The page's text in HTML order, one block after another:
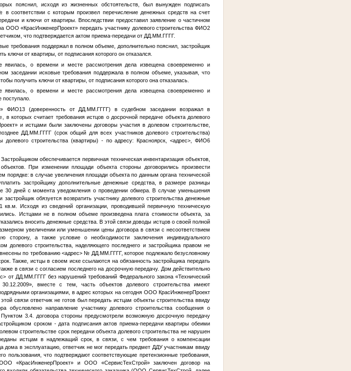
пояснил, исходя из жизненных обстоятельств, был вынужден подписать
в соответствии с которым произвел перечисление денежных средств на счет
и ключи от квартиры. Впоследствии предоставил заявление о частичном
ООО «КрасИнженерПроект» передать участнику долевого строительстваФИО2
что подтверждается актом приема-передачи от ДД.ММ.ГГГГ.
требования поддержал в полном объеме, дополнительно пояснил, застройщик
ключи от квартиры, от подписания которого он отказался.
явилась, о времени и месте рассмотрения дела извещена своевременно и
заседании исковые требования поддержала в полном объеме, указывая, что
получить ключи от квартиры, от подписания которого она отказалась.
явилась, о времени и месте рассмотрения дела извещена своевременно и
поступало.
ФИО13(доверенность от ДД.ММ.ГГГГ) в судебном заседании возражал в
, в которых считает требования истцов о досрочной передаче объекта долевого
и истцами были заключены договоры участия в долевом строительстве,
ДД.ММ.ГГГГ (срок общий для всех участников долевого строительства)
долевого строительства (квартиры) - по адресу: Красноярск,<адрес> ,ФИО6
обеспечивается первичная техническая инвентаризация объектов,
При изменении площади объекта стороны договорились произвести
порядке: в случае увеличения площади объекта по данным органа технической
застройщику дополнительные денежные средства, в размере разницы
30 дней с момента уведомления о проведении обмера. В случае уменьшения
обязуется возвратить участнику долевого строительства денежные
Исходя из сведений организации, проводившей первичную техническую
Истцами не в полном объеме произведена плата стоимости объекта, за
вносить денежные средства. В этой связи доводы истцов о своей полной
увеличении или уменьшении цены договора в связи с несоответствием
а также условие о необходимости заключения индивидуального
долевого строительства, наделяющего последнего и застройщика правом не
по требованию<адрес> № ДД.ММ.ГГГГ, которое подлежало безусловному
Также, истцы в своем иске ссылаются на обязанность застройщика передать
в связи с согласием последнего на досрочную передачу. Дом действительно
от ДД.ММ.ГГГГбез нарушений требований Федерального закона «Технический
вместе с тем, часть объектов долевого строительства имеют
организациями, в адрес которых на сегодня ООО КрасИнженерПроект
связи ответчик не готов был передать истцам объекты строительства ввиду
обусловлено направление участнику долевого строительства сообщения о
3.4. договора стороны предусмотрели возможную досрочную передачу
сроком - дата подписания актов приема-передачи квартиры обеими
строительстве срок передачи объекта долевого строительства не нарушен
истцам в надлежащий срок, в связи, с чем требования о компенсации
в эксплуатацию, ответчик не мог передать предмет ДДУ участникам ввиду
пользования, что подтверждают соответствующие претензионные требования,
«КрасИнженерПроект» и ООО «СервисТехСтрой» заключен договор на